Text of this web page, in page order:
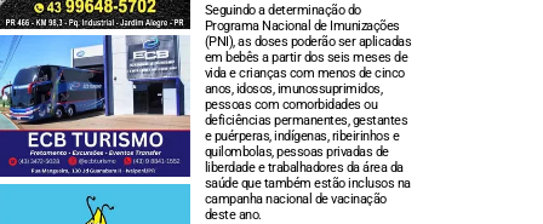
Seguindo a determinação do
Programa Nacional de Imunizações
(PNI), as doses poderão ser aplicadas
em bebês a partir dos seis meses de
vida e crianças com menos de cinco
anos, idosos, imunossuprimidos,
pessoas com comorbidades ou
deficiências permanentes, gestantes
e puérperas, indígenas, ribeirinhos e
quilombolas, pessoas privadas de
liberdade e trabalhadores da área da
saúde que também estão inclusos na
campanha nacional de vacinação
deste ano.